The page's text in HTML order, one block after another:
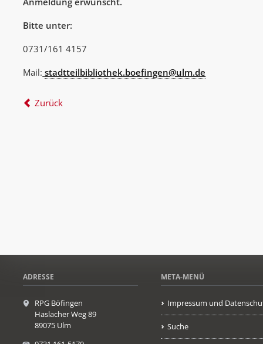
Bitte unter:
0731/161 4157
Mail: stadtteilbibliothek.boefingen@ulm.de
Zurück
ADRESSE
RPG Böfingen
Haslacher Weg 89
89075 Ulm
META-MENÜ
Impressum und
Suche